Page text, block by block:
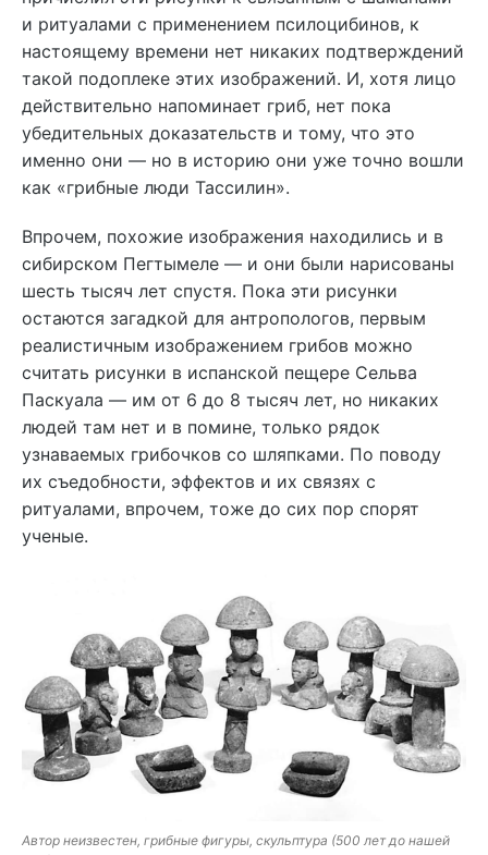
и ритуалами с применением псилоцибинов, к
настоящему времени нет никаких подтверждений
такой подоплеке этих изображений. И, хотя лицо
действительно напоминает гриб, нет пока
убедительных доказательств и тому, что это
именно они — но в историю они уже точно вошли
как «грибные люди Тассилин».
Впрочем, похожие изображения находились и в
сибирском Пегтымеле — и они были нарисованы
шесть тысяч лет спустя. Пока эти рисунки
остаются загадкой для антропологов, первым
реалистичным изображением грибов можно
считать рисунки в испанской пещере Сельва
Паскуала — им от 6 до 8 тысяч лет, но никаких
людей там нет и в помине, только рядок
узнаваемых грибочков со шляпками. По поводу
их съедобности, эффектов и их связях с
ритуалами, впрочем, тоже до сих пор спорят
ученые.
Автор неизвестен, грибные фигуры, скульптура (500 лет до нашей